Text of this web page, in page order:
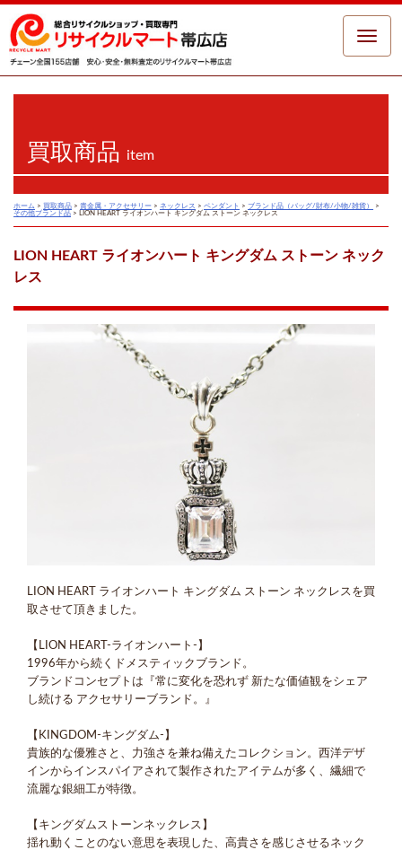
Toggle
買取商品 item
ホーム > 買取商品 > 貴金属・アクセサリー > ネックレス > ペンダント > ブランド品（バッグ/財布/小物/雑貨）
>
その他ブランド品> LION HEART ライオンハート キングダム ストーン ネックレス
LION HEART ライオンハート キングダム ストーン ネック
レス
LION HEART ライオンハート キングダム ストーン ネックレスを買
取させて頂きました。
【LION HEART-ライオンハート-】
1996年から続くドメスティックブランド。
ブランドコンセプトは『常に変化を恐れず 新たな価値観をシェア
し続ける アクセサリーブランド。』
【KINGDOM-キングダム-】
貴族的な優雅さと、力強さを兼ね備えたコレクション。西洋デザ
インからインスパイアされて製作されたアイテムが多く、繊細で
流麗な銀細工が特徴。
【キングダムストーンネックレス】
揺れ動くことのない意思を表現した、高貴さを感じさせるネック